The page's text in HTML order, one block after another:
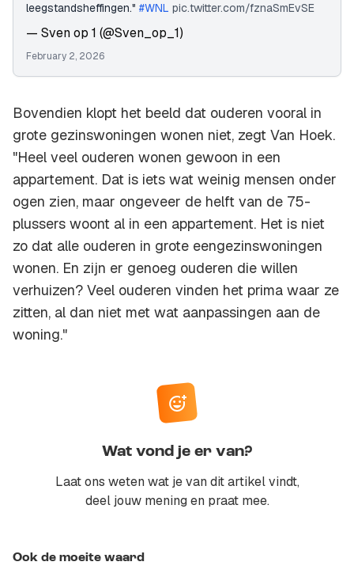
leegstandsheffingen." #WNL pic.twitter.com/fznaSmEvSE
— Sven op 1 (@Sven_op_1)
February 2, 2026
Bovendien klopt het beeld dat ouderen vooral in
grote gezinswoningen wonen niet, zegt Van Hoek.
"Heel veel ouderen wonen gewoon in een
appartement. Dat is iets wat weinig mensen onder
ogen zien, maar ongeveer de helft van de 75-
plussers woont al in een appartement. Het is niet
zo dat alle ouderen in grote eengezinswoningen
wonen. En zijn er genoeg ouderen die willen
verhuizen? Veel ouderen vinden het prima waar ze
zitten, al dan niet met wat aanpassingen aan de
woning."
Wat vond je er van?
Laat ons weten wat je van dit artikel vindt,
deel jouw mening en praat mee.
Ook de moeite waard